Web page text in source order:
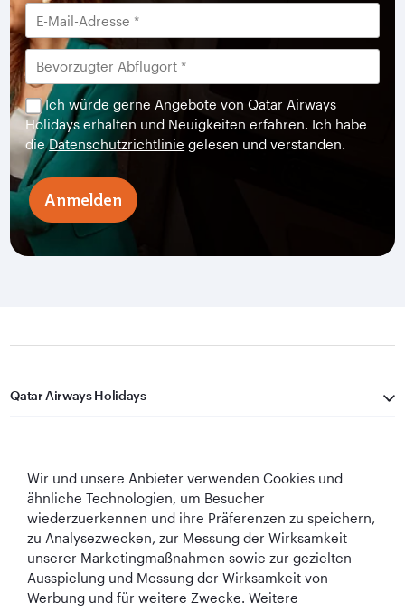
Ich würde gerne Angebote von Qatar Airways
Holidays erhalten und Neuigkeiten erfahren. Ich habe
dieDatenschutzrichtlinie gelesen und verstanden.
Anmelden
Qatar Airways Holidays
In Verbindung bleiben
Wir und unsere Anbieter verwenden Cookies und
ähnliche Technologien, um Besucher
wiederzuerkennen und ihre Präferenzen zu speichern,
zu Analysezwecken, zur Messung der Wirksamkeit
unserer Marketingmaßnahmen sowie zur gezielten
Ausspielung und Messung der Wirksamkeit von
Werbung und für weitere Zwecke. Weitere